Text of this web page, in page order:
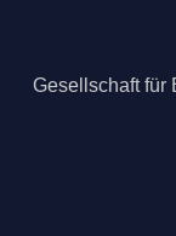
Gesellschaft für